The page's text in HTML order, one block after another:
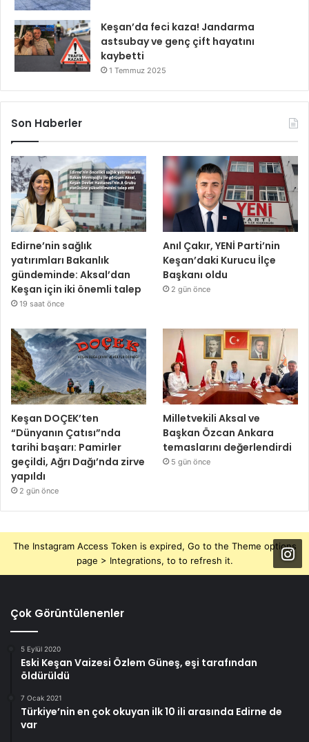
Keşan’da feci kaza! Jandarma
astsubay ve genç çift hayatını
kaybetti
1 Temmuz 2025
Son Haberler
Edirne’nin sağlık
yatırımları Bakanlık
gündeminde: Aksal’dan
Keşan için iki önemli talep
19 saat önce
Anıl Çakır, YENİ Parti’nin
Keşan’daki Kurucu İlçe
Başkanı oldu
2 gün önce
Keşan DOÇEK’ten
“Dünyanın Çatısı”nda
tarihi başarı: Pamirler
geçildi, Ağrı Dağı’nda zirve
yapıldı
2 gün önce
Milletvekili Aksal ve
Başkan Özcan Ankara
temaslarını değerlendirdi
5 gün önce
The Instagram Access Token is expired, Go to the Theme options
page > Integrations, to to refresh it.
Çok Görüntülenenler
5 Eylül 2020
Eski Keşan Vaizesi Özlem Güneş, eşi tarafından
öldürüldü
7 Ocak 2021
Türkiye’nin en çok okuyan ilk 10 ili arasında Edirne de
var